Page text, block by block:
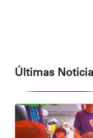
Últimas